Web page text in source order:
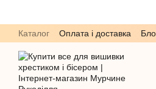
Каталог Оплата і доставка
Обмін та повернення
Угода